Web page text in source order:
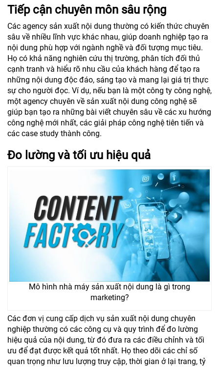
Tiếp cận chuyên môn sâu rộng
Các agency sản xuất nội dung thường có kiến thức chuyên
sâu về nhiều lĩnh vực khác nhau, giúp doanh nghiệp tạo ra
nội dung phù hợp với ngành nghề và đối tượng mục tiêu.
Họ có khả năng nghiên cứu thị trường, phân tích đối thủ
cạnh tranh và hiểu rõ nhu cầu của khách hàng để tạo ra
những nội dung độc đáo, sáng tạo và mang lại giá trị thực
sự cho người đọc. Ví dụ, nếu bạn là một công ty công nghệ,
một agency chuyên về sản xuất nội dung công nghệ sẽ
giúp bạn tạo ra những bài viết chuyên sâu về các xu hướng
công nghệ mới nhất, các giải pháp công nghệ tiên tiến và
các case study thành công.
Đo lường và tối ưu hiệu quả
Mô hình nhà máy sản xuất nội dung là gì trong
marketing?
Các đơn vị cung cấp dịch vụ sản xuất nội dung chuyên
nghiệp thường có các công cụ và quy trình để đo lường
hiệu quả của nội dung, từ đó đưa ra các điều chỉnh và tối
ưu để đạt được kết quả tốt nhất. Họ theo dõi các chỉ số
quan trọng như lưu lượng truy cập, thời gian ở lại trang, tỷ